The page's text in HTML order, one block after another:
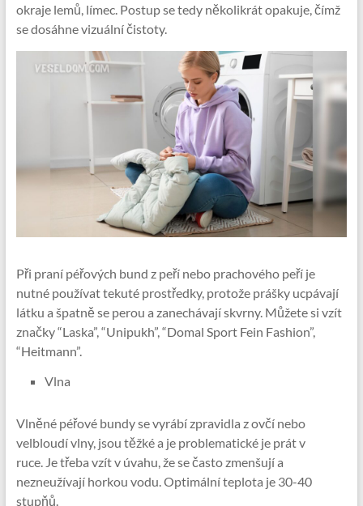
okraje lemů, límec. Postup se tedy několikrát opakuje, čímž
se dosáhne vizuální čistoty.
Při praní péřových bund z peří nebo prachového peří je
nutné používat tekuté prostředky, protože prášky ucpávají
látku a špatně se perou a zanechávají skvrny. Můžete si vzít
značky “Laska”, “Unipukh”, “Domal Sport Fein Fashion”,
“Heitmann”.
Vlna
Vlněné péřové bundy se vyrábí zpravidla z ovčí nebo
velbloudí vlny, jsou těžké a je problematické je prát v
ruce. Je třeba vzít v úvahu, že se často zmenšují a
nezneužívají horkou vodu. Optimální teplota je 30-40
stupňů.